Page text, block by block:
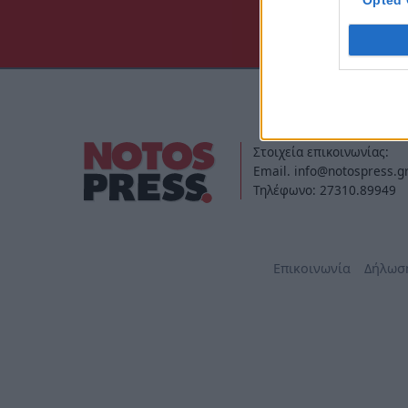
Στοιχεία επικοινωνίας:
Email. info@notospress.gr
Τηλέφωνο: 27310.89949
Επικοινωνία